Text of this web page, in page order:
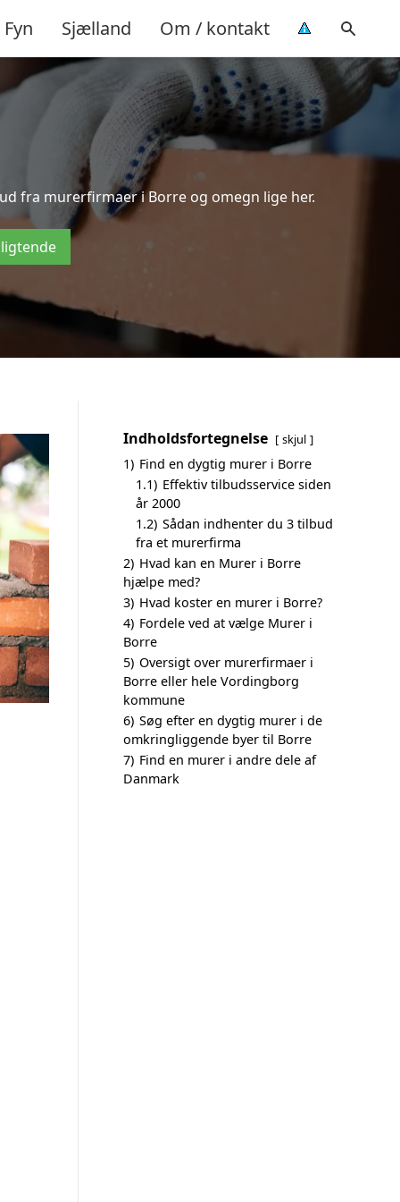
Fyn Sjælland Om / kontakt
fra murerfirmaer i Borre og omegn lige her.
Indholdsfortegnelse skjul
1) Find en dygtig murer i Borre
1.1) Effektiv tilbudsservice siden
år 2000
1.2) Sådan indhenter du 3 tilbud
fra et murerfirma
2) Hvad kan en Murer i Borre
hjælpe med?
3) Hvad koster en murer i Borre?
4) Fordele ved at vælge Murer i
Borre
5) Oversigt over murerfirmaer i
Borre eller hele Vordingborg
kommune
6) Søg efter en dygtig murer i de
omkringliggende byer til Borre
7) Find en murer i andre dele af
Danmark